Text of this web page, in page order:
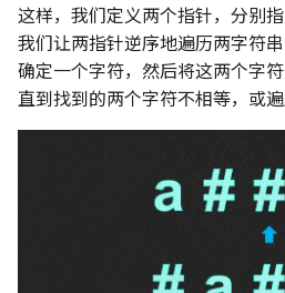
这样，我们定义两个指针，分别
我们让两指针逆序地遍历两字符
确定一个字符，然后将这两个字
直到找到的两个字符不相等，或遍